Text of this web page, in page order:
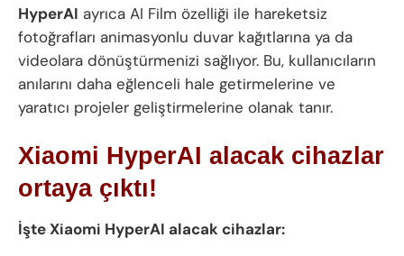
HyperAI ayrıca AI Film özelliği ile hareketsiz
fotoğrafları animasyonlu duvar kağıtlarına ya da
videolara dönüştürmenizi sağlıyor. Bu, kullanıcıların
anılarını daha eğlenceli hale getirmelerine ve
yaratıcı projeler geliştirmelerine olanak tanır.
Xiaomi HyperAI alacak cihazlar
ortaya çıktı!
İşte Xiaomi HyperAI alacak cihazlar: